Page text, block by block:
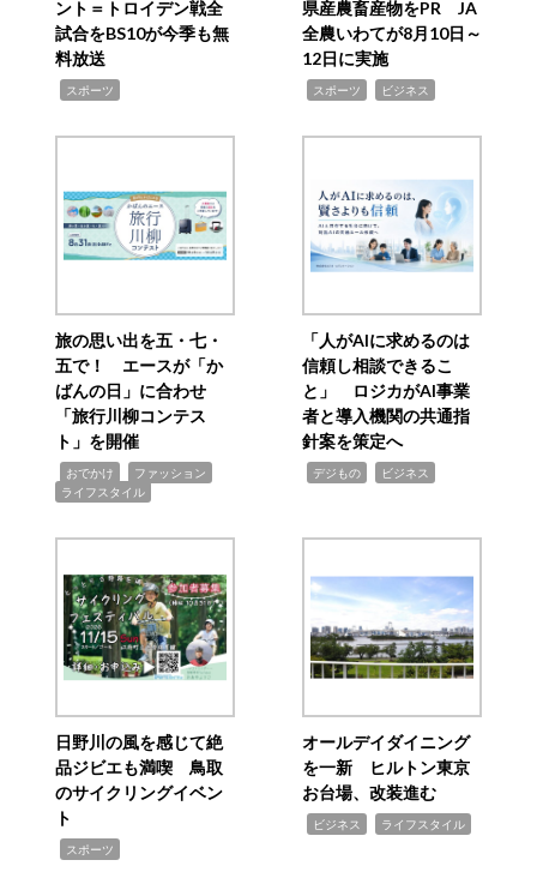
ント＝トロイデン戦全
試合をBS10が今季も無
料放送
スポーツ
県産農畜産物をPR JA
全農いわてが8月10日～
12日に実施
スポーツ ビジネス
旅の思い出を五・七・
五で！ エースが「か
ばんの日」に合わせ
「旅行川柳コンテス
ト」を開催
おでかけ ファッション
ライフスタイル
「人がAIに求めるのは
信頼し相談できるこ
と」 ロジカがAI事業
者と導入機関の共通指
針案を策定へ
デジもの ビジネス
日野川の風を感じて絶
品ジビエも満喫 鳥取
のサイクリングイベン
ト
スポーツ
オールデイダイニング
を一新 ヒルトン東京
お台場、改装進む
ビジネス ライフスタイル